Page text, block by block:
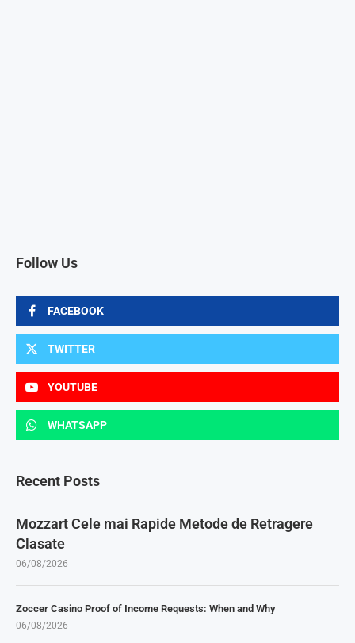
Follow Us
FACEBOOK
TWITTER
YOUTUBE
WHATSAPP
Recent Posts
Mozzart Cele mai Rapide Metode de Retragere
Clasate
06/08/2026
Zoccer Casino Proof of Income Requests: When and Why
06/08/2026